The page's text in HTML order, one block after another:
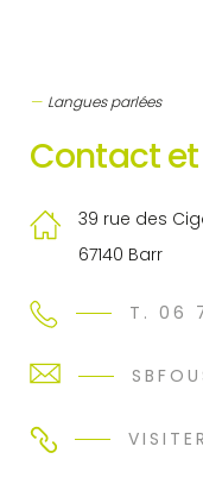
Langues parlées
Contact
39 rue des
67140 Barr
T. 06